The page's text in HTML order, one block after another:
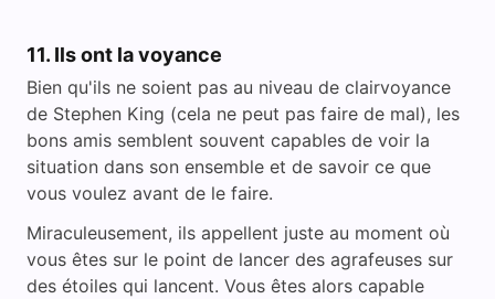
11. Ils ont la voyance
Bien qu'ils ne soient pas au niveau de clairvoyance
de Stephen King (cela ne peut pas faire de mal), les
bons amis semblent souvent capables de voir la
situation dans son ensemble et de savoir ce que
vous voulez avant de le faire.
Miraculeusement, ils appellent juste au moment où
vous êtes sur le point de lancer des agrafeuses sur
des étoiles qui lancent. Vous êtes alors capable